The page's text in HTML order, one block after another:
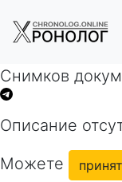
Снимков
Описание
Можете